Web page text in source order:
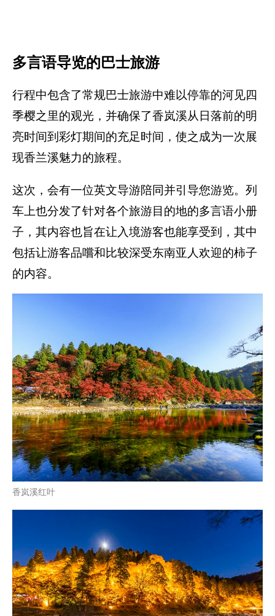
多言语导览的巴士旅游
行程中包含了常规巴士旅游中难以停靠的河见四
季樱之里的观光，并确保了香岚溪从日落前的明
亮时间到彩灯期间的充足时间，使之成为一次展
现香兰溪魅力的旅程。
这次，会有一位英文导游陪同并引导您游览。列
车上也分发了针对各个旅游目的地的多言语小册
子，其内容也旨在让入境游客也能享受到，其中
包括让游客品嚐和比较深受东南亚人欢迎的柿子
的内容。
香岚溪红叶